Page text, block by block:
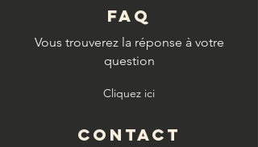
FAQ
Vous trouverez la réponse à votre
question
Cliquez ici
CONTACT